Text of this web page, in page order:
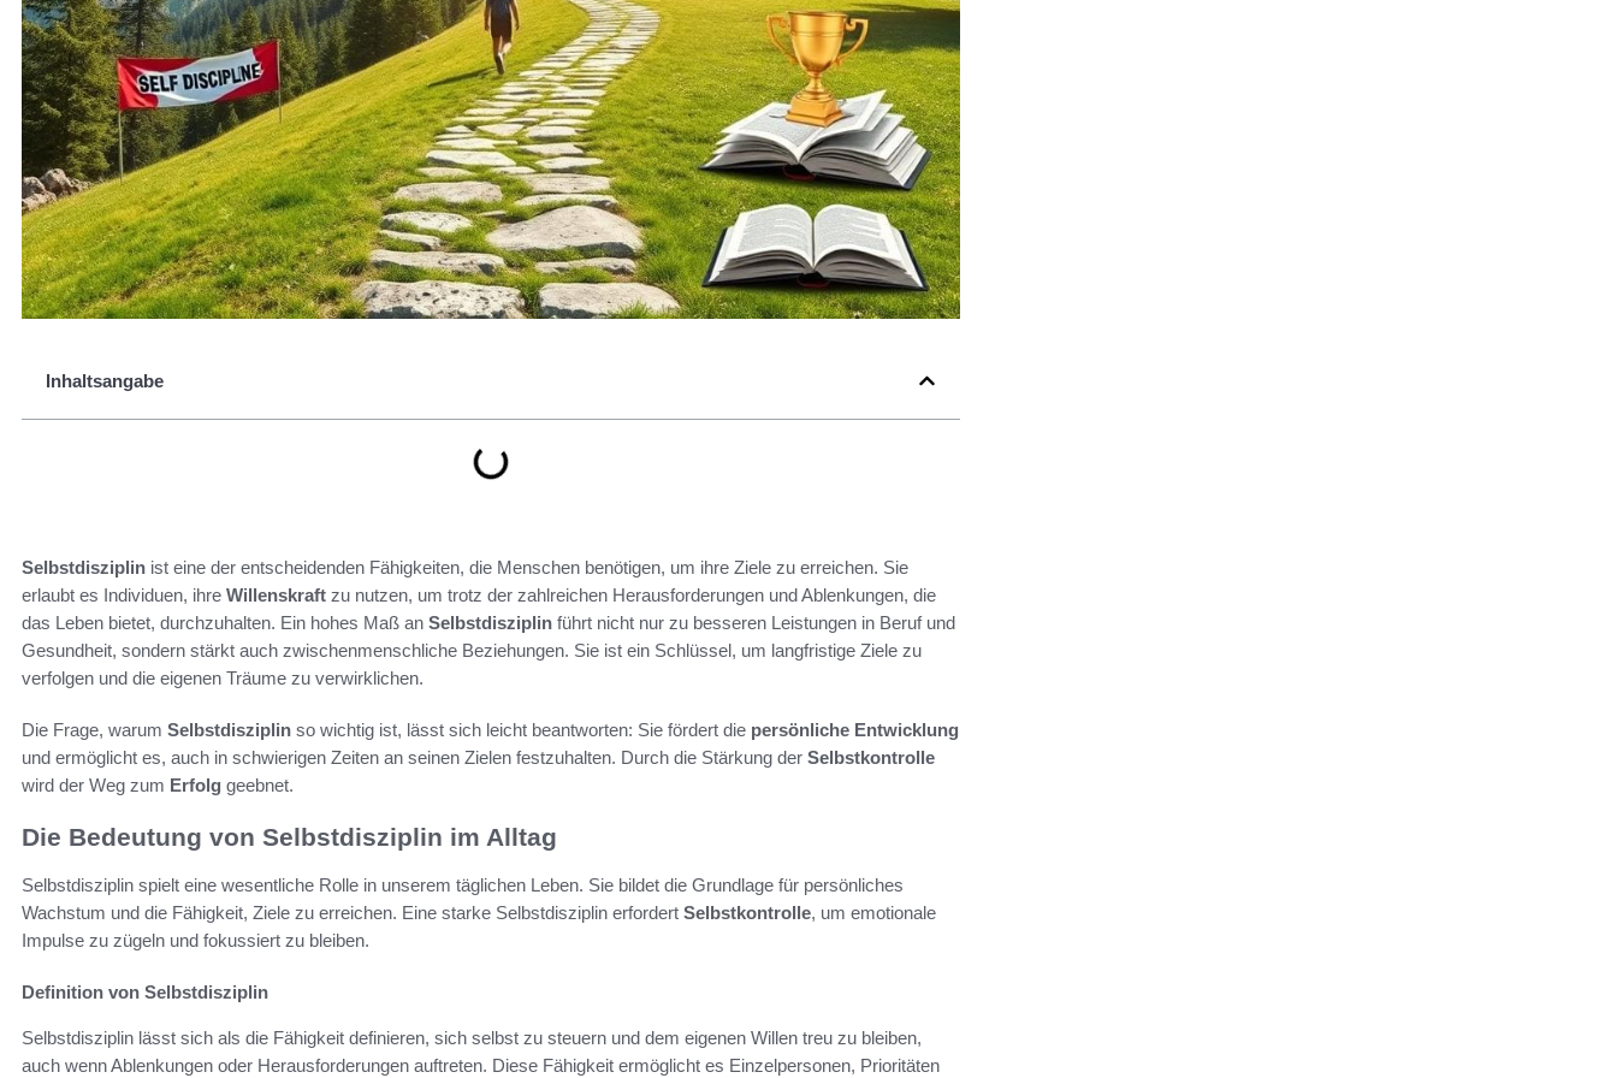
Inhaltsangabe
Selbstdisziplin ist eine der entscheidenden Fähigkeiten, die Menschen benötigen, um ihre Ziele zu erreichen. Sie
erlaubt es Individuen, ihre Willenskraft zu nutzen, um trotz der zahlreichen Herausforderungen und Ablenkungen, die
das Leben bietet, durchzuhalten. Ein hohes Maß an Selbstdisziplin führt nicht nur zu besseren Leistungen in Beruf und
Gesundheit, sondern stärkt auch zwischenmenschliche Beziehungen. Sie ist ein Schlüssel, um langfristige Ziele zu
verfolgen und die eigenen Träume zu verwirklichen.
Die Frage, warum Selbstdisziplin so wichtig ist, lässt sich leicht beantworten: Sie fördert die persönliche Entwicklung
und ermöglicht es, auch in schwierigen Zeiten an seinen Zielen festzuhalten. Durch die Stärkung der Selbstkontrolle
wird der Weg zum Erfolg geebnet.
Die Bedeutung von Selbstdisziplin im Alltag
Selbstdisziplin spielt eine wesentliche Rolle in unserem täglichen Leben. Sie bildet die Grundlage für persönliches
Wachstum und die Fähigkeit, Ziele zu erreichen. Eine starke Selbstdisziplin erfordert Selbstkontrolle, um emotionale
Impulse zu zügeln und fokussiert zu bleiben.
Definition von Selbstdisziplin
Selbstdisziplin lässt sich als die Fähigkeit definieren, sich selbst zu steuern und dem eigenen Willen treu zu bleiben,
auch wenn Ablenkungen oder Herausforderungen auftreten. Diese Fähigkeit ermöglicht es Einzelpersonen, Prioritäten